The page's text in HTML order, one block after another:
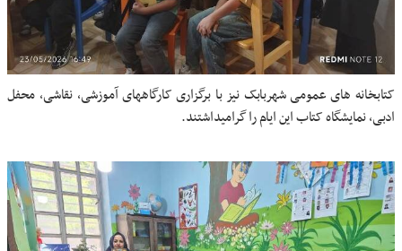
کتابخانه های عمومی شهربابک نیز با برگزاری کارگاههای آموزشی، نقاشی، محفل
ادبی، نمایشگاه کتاب این ایام را گرامیداشتند.